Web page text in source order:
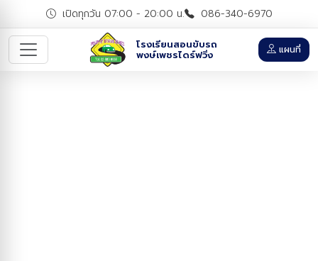
เปิดทุกวัน 07:00 - 20:00 น. 086-340-6970
โรงเรียนสอนขับรถ
พงษ์เพชรไดร์ฟวิ่ง แผนที่